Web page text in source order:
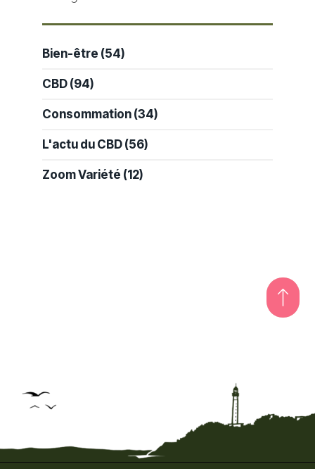
Bien-être (54)
CBD (94)
Consommation (34)
L'actu du CBD (56)
Zoom Variété (12)